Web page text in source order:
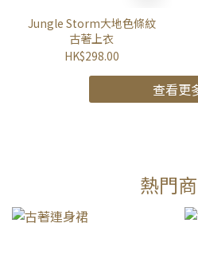
Jungle Storm大地色條紋
古著上衣
HK$298.00
查看更
熱門